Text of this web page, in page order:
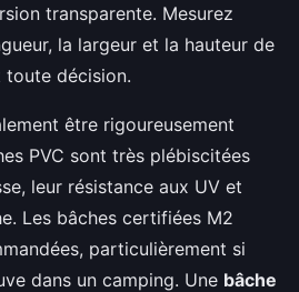
transparente. Mesurez
la largeur et la hauteur de
décision.
être rigoureusement
PVC sont très plébiscitées
leur résistance aux UV et
Les bâches certifiées M2
particulièrement si
dans un camping. Une bâche